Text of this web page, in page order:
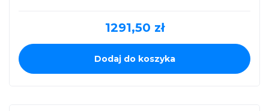
1291,50 zł
Dodaj do koszyka